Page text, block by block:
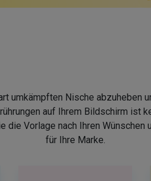
umkämpften Nische abzuheben
auf Ihrem Bildschirm ist
Vorlage nach Ihren
für Ihre Marke.